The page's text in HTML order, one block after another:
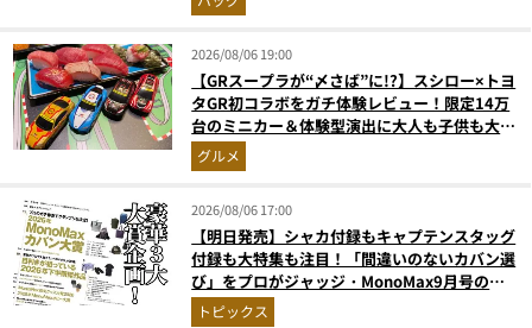
2026/08/06 19:00
【GRスープラが“〆さば”に!?】スシロー×トヨ
タGR初コラボをガチ体験レビュー！限定14万
台のミニカー＆体験型演出に大人も子供も大興
奮間違いなし
グルメ
2026/08/06 17:00
【明日発売】シャカ付録もキャプテンスタッグ
付録も大特集も注目！「間違いのないカバン選
び」をプロがジャッジ・MonoMax9月号の目
次を公開
トピックス